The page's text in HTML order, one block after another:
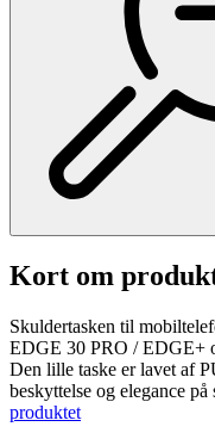
Kort om
Skuldertasken til
EDGE 30 PRO / EDGE+
Den lille taske er lavet af
beskyttelse og elegance
produktet